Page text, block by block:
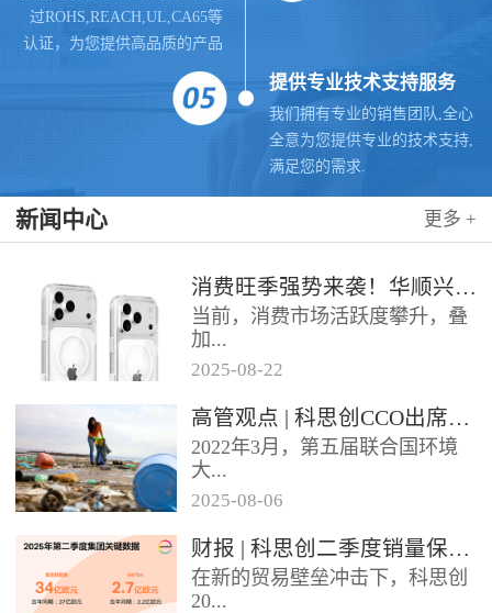
过ROHS,REACH,UL,CA65等
认证，为您提供高品质的产品
提供专业技术支持服务
我们拥有专业的销售团队,全心
全意为您提供专业的技术支持,
满足您的需求.
新闻中心 更多 +
消费旺季强势来袭！华顺兴业携手科思创 TPU，为手机护套行业注入破局新动能，抢占市场制高点
当前，消费市场活跃度攀升，叠
加...
各类促销节点临近，手机护套行
业迎来传统销售旺季，市场对高
品质、高性能产品的需求持续走
高。华...
2025-08-22
高管观点 | 科思创CCO出席全球塑料公约大会
2022年3月，第五届联合国环境
大...
会决定成立政府间谈判委员会
（INC），计划通过5次会议在
2024年底前制定一项关于塑料...
2025-08-06
财报 | 科思创二季度销量保持稳定，但动荡环境拖累业绩
在新的贸易壁垒冲击下，科思创
20...